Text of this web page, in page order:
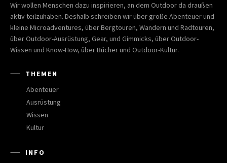
Wir wollen Menschen dazu inspirieren, an dem Outdoor da draußen
aktiv teilzuhaben. Deshalb schreiben wir über große Abenteuer und
kleine Microadventures, über Bergtouren, Wandern und Radtouren,
über Outdoor-Ausrüstung, Gear, und Gimmicks, über Outdoor-
Wissen und Know-How, über Bücher und Outdoor-Kultur.
THEMEN
Abenteuer
Ausrüstung
Wissen
Kultur
INFO